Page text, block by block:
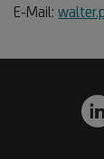
E-Mail: